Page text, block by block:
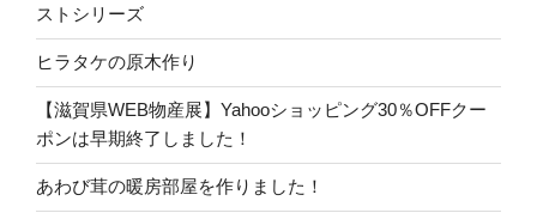
ストシリーズ
ヒラタケの原木作り
【滋賀県WEB物産展】Yahooショッピング30％OFFクー
ポンは早期終了しました！
あわび茸の暖房部屋を作りました！